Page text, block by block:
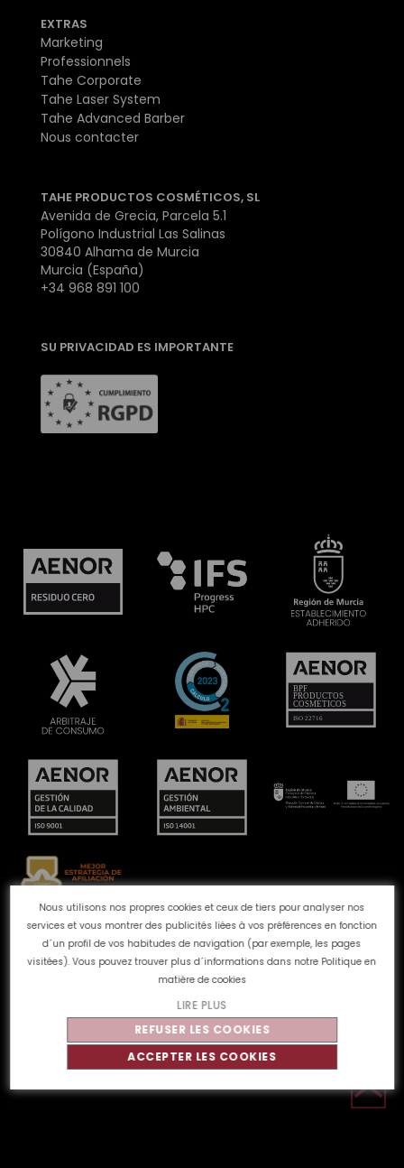
Nous utilisons nos propres cookies et ceux de tiers pour analyser nos
services et vous montrer des publicités liées à vos préférences en fonction
d´un profil de vos habitudes de navigation (par exemple, les pages
visitées). Vous pouvez trouver plus d´informations dans notre Politique en
matière de cookies
LIRE PLUS
REFUSER LES COOKIES
ACCEPTER LES COOKIES
EXTRAS
Marketing
Professionnels
Tahe Corporate
Tahe Laser System
Tahe Advanced Barber
Nous contacter
TAHE PRODUCTOS COSMÉTICOS, SL
Avenida de Grecia, Parcela 5.1
Polígono Industrial Las Salinas
30840 Alhama de Murcia
Murcia (España)
+34 968 891 100
SU PRIVACIDAD ES IMPORTANTE
Canal des plaintes Politique de Cookies
Politique de
confidentialité
Avis juridique
Qualité et
2026 - Tous droits réservés